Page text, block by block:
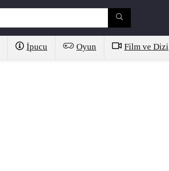
İpucu Oyun Film ve Dizi